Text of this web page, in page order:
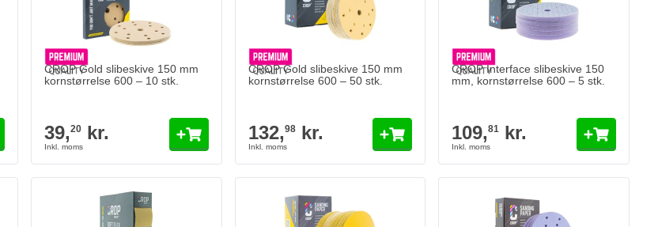
CROP Gold slibeskive 150 mm
kornstørrelse 600 – 10 stk.
39,20 kr.
CROP Gold slibeskive 150 mm
kornstørrelse 600 – 50 stk.
132,98kr.
CROP Interface slibeskive 150
mm, kornstørrelse 600 – 5 stk.
109,81 kr.